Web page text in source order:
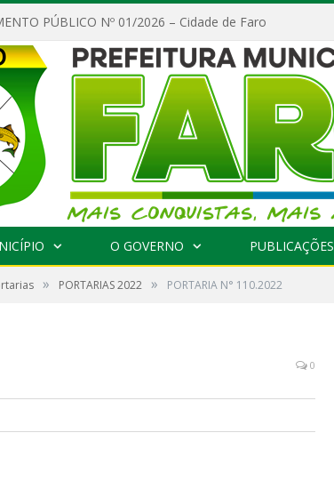
PÚBLICO Nº 01/2026 – Cidade de Faro
O GOVERNO PUBLICAÇÕES
» PORTARIAS 2022 » PORTARIA N° 110.2022
0